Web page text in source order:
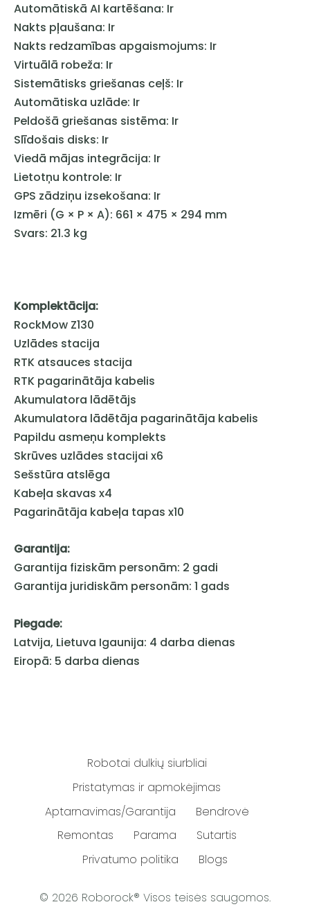
Automātiskā AI kartēšana: Ir
Nakts pļaušana: Ir
Nakts redzamības apgaismojums: Ir
Virtuālā robeža: Ir
Sistemātisks griešanas ceļš: Ir
Automātiska uzlāde: Ir
Peldošā griešanas sistēma: Ir
Slīdošais disks: Ir
Viedā mājas integrācija: Ir
Lietotņu kontrole: Ir
GPS zādziņu izsekošana: Ir
Izmēri (G × P × A): 661 × 475 × 294 mm
Svars: 21.3 kg
Komplektācija:
RockMow Z130
Uzlādes stacija
RTK atsauces stacija
RTK pagarinātāja kabelis
Akumulatora lādētājs
Akumulatora lādētāja pagarinātāja kabelis
Papildu asmeņu komplekts
Skrūves uzlādes stacijai x6
Sešstūra atslēga
Kabeļa skavas x4
Pagarinātāja kabeļa tapas x10
Garantija:
Garantija fiziskām personām: 2 gadi
Garantija juridiskām personām: 1 gads
Piegade:
Latvija, Lietuva Igaunija: 4 darba dienas
Eiropā: 5 darba dienas
Robotai dulkių siurbliai
Pristatymas ir apmokėjimas
Aptarnavimas/Garantija
Bendrovė
Remontas
Parama
Sutartis
Privatumo politika
Blogs
© 2026 Roborock® Visos teisės saugomos.